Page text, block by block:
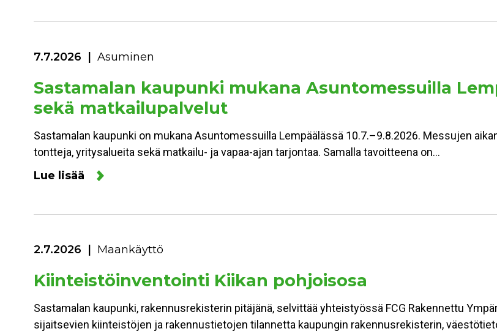
7.7.2026 Asuminen
Sastamalan kaupunki mukana Asuntomessuilla
sekä matkailupalvelut
Sastamalan kaupunki on mukana Asuntomessuilla Lempäälässä 10.7.–9.8.2026. Messujen
tontteja, yritysalueita sekä matkailu- ja vapaa-ajan tarjontaa. Samalla tavoitteena on…
Lue lisää
2.7.2026 Maankäyttö
Kiinteistöinventointi Kiikan pohjoisosa
Sastamalan kaupunki, rakennusrekisterin pitäjänä, selvittää yhteistyössä FCG Rakennettu
sijaitsevien kiinteistöjen ja rakennustietojen tilannetta kaupungin rakennusrekisterin,